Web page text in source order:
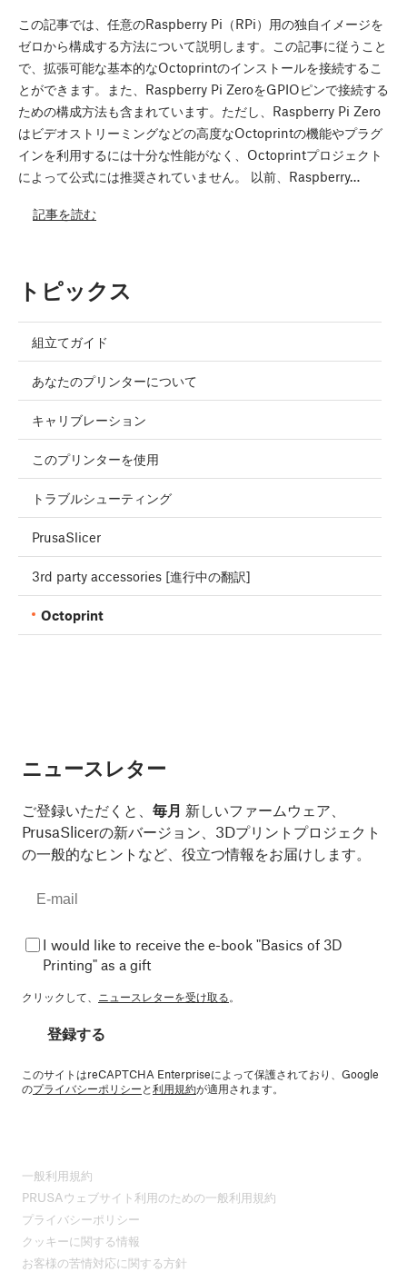
この記事では、任意のRaspberry Pi（RPi）用の独自イメージを
ゼロから構成する方法について説明します。この記事に従うこと
で、拡張可能な基本的なOctoprintのインストールを接続するこ
とができます。また、Raspberry Pi ZeroをGPIOピンで接続する
ための構成方法も含まれています。ただし、Raspberry Pi Zero
はビデオストリーミングなどの高度なOctoprintの機能やプラグ
インを利用するには十分な性能がなく、Octoprintプロジェクト
によって公式には推奨されていません。 以前、Raspberry…
記事を読む
トピックス
組立てガイド
あなたのプリンターについて
キャリブレーション
このプリンターを使用
トラブルシューティング
PrusaSlicer
3rd party accessories [進行中の翻訳]
Octoprint
ニュースレター
ご登録いただくと、 毎月 新しいファームウェア、
PrusaSlicerの新バージョン、3Dプリントプロジェクト
の一般的なヒントなど、役立つ情報をお届けします。
I would like to receive the e-book "Basics of 3D
Printing" as a gift
クリックして、 ニュースレターを受け取る。
登録する
このサイトはreCAPTCHA Enterpriseによって保護されており、Google
のプライバシーポリシーと利用規約が適用されます。
一般利用規約
PRUSAウェブサイト利用のための一般利用規約
プライバシーポリシー
クッキーに関する情報
お客様の苦情対応に関する方針